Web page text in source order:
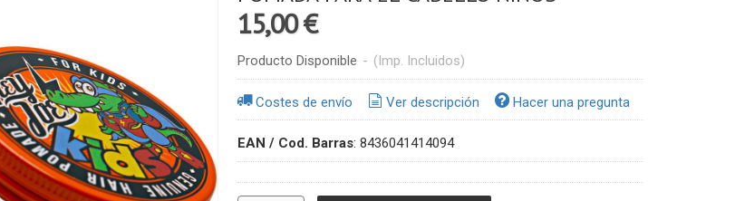
15,00 €
Producto Disponible - (Imp. Incluidos)
Costes de envío Ver descripción Hacer una pregunta
EAN / Cod. Barras: 8436041414094